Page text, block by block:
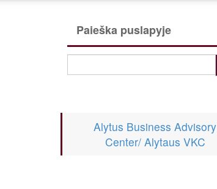
Paieška puslapyje
Alytus Business Advisory
Center/ Alytaus VKC